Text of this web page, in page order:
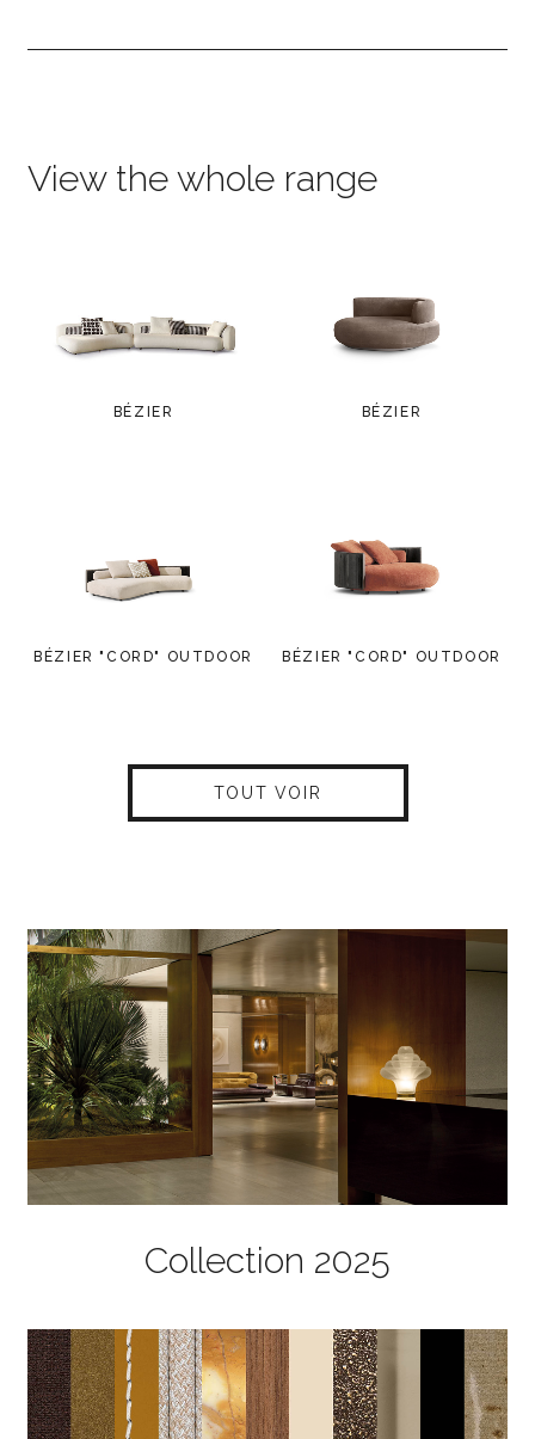
View the whole range
BÉZIER BÉZIER
BÉZIER "CORD" OUTDOOR BÉZIER "CORD" OUTDOOR
TOUT VOIR
Collection 2025